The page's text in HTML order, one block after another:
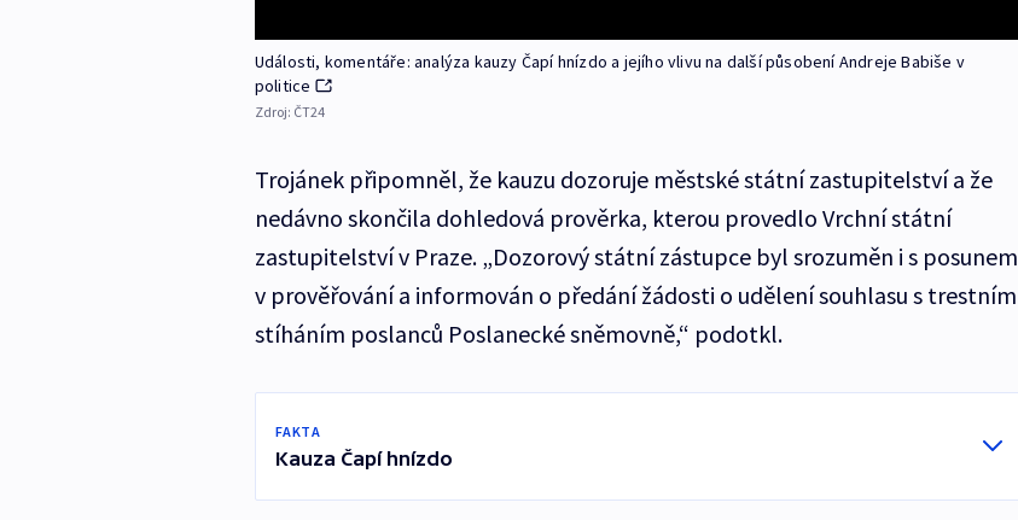
Události, komentáře: analýza kauzy Čapí hnízdo a jejího vlivu na další působení Andreje Babiše v
politice
Zdroj: ČT24
Trojánek připomněl, že kauzu dozoruje městské státní zastupitelství a že
nedávno skončila dohledová prověrka, kterou provedlo Vrchní státní
zastupitelství v Praze. „Dozorový státní zástupce byl srozuměn i s posunem
v prověřování a informován o předání žádosti o udělení souhlasu s trestním
stíháním poslanců Poslanecké sněmovně,“ podotkl.
FAKTA
Kauza Čapí hnízdo